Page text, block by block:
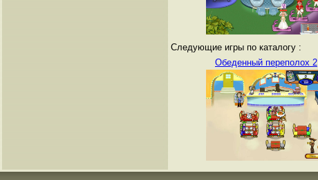
Следующие игры по каталогу :
Обеденный переполох 2